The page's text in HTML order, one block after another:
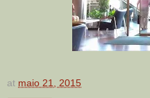
at maio 21, 2015